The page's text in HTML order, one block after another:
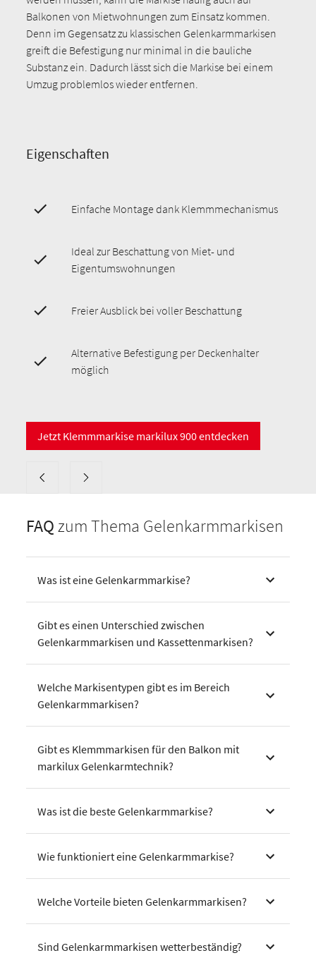
Balkonen von Mietwohnungen zum Einsatz kommen.
Denn im Gegensatz zu klassischen Gelenkarmmarkisen
greift die Befestigung nur minimal in die bauliche
Substanz ein. Dadurch lässt sich die Markise bei einem
Umzug problemlos wieder entfernen.
Eigenschaften
Einfache Montage dank Klemmmechanismus
Ideal zur Beschattung von Miet- und
Eigentumswohnungen
Freier Ausblick bei voller Beschattung
Alternative Befestigung per Deckenhalter
möglich
Jetzt Klemmmarkise markilux 900 entdecken
FAQzum Thema Gelenkarmmarkisen
Was ist eine Gelenkarmmarkise?
Gibt es einen Unterschied zwischen
Gelenkarmmarkisen und Kassettenmarkisen?
Welche Markisentypen gibt es im Bereich
Gelenkarmmarkisen?
Gibt es Klemmmarkisen für den Balkon mit
markilux Gelenkarmtechnik?
Was ist die beste Gelenkarmmarkise?
Wie funktioniert eine Gelenkarmmarkise?
Welche Vorteile bieten Gelenkarmmarkisen?
Sind Gelenkarmmarkisen wetterbeständig?